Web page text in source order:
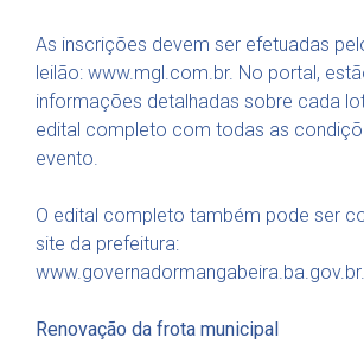
As inscrições devem ser efetuadas
leilão: www.mgl.com.br. No portal,
informações detalhadas sobre cada
edital completo com todas as
evento.
O edital completo também pode ser
site da prefeitura:
www.governadormangabeira.ba.gov.br.
Renovação da frota municipal